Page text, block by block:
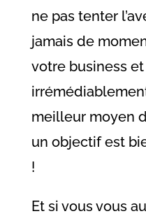
ne pas tenter
jamais de
votre business
meilleur moyen
un objectif est
!
Et si vous vous